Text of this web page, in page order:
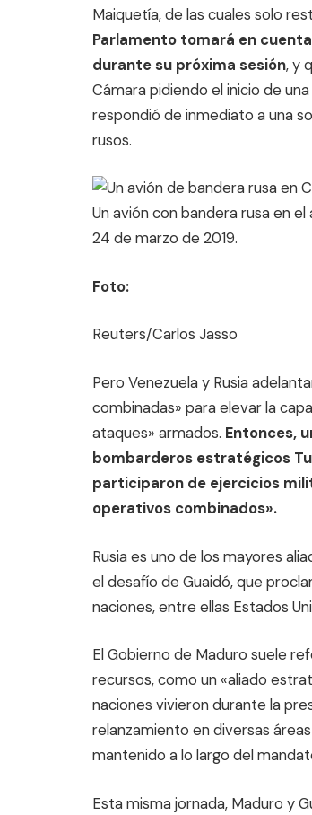
Maiquetía, de las cuales solo
Parlamento tomará en
durante su próxima sesión, y
Cámara pidiendo el inicio de
respondió de inmediato a una
rusos.
Un avión con bandera rusa en
24 de marzo de 2019.
Foto:
Reuters/Carlos Jasso
Pero Venezuela y Rusia
combinadas» para elevar la
ataques» armados. Entonces,
bombarderos estratégicos
participaron de ejercicios
operativos combinados».
Rusia es uno de los mayores
el desafío de Guaidó, que
naciones, entre ellas Estados
El Gobierno de Maduro suele
recursos, como un «aliado
naciones vivieron durante la
relanzamiento en diversas
mantenido a lo largo del
Esta misma jornada, Maduro y